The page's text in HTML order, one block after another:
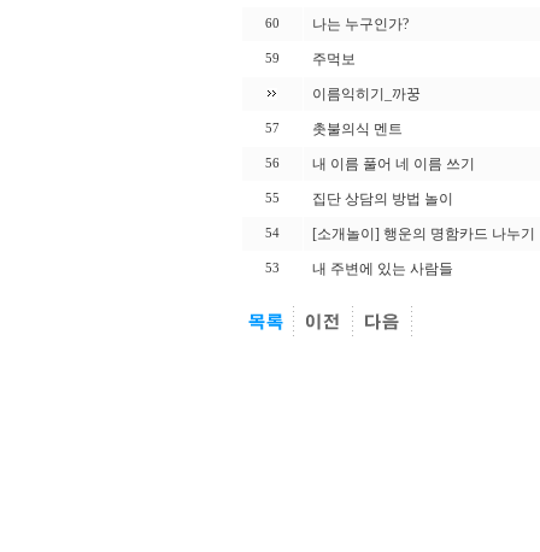
60 나는 누구인가?
59 주먹보
이름익히기_까꿍
57 촛불의식 멘트
56 내 이름 풀어 네 이름 쓰기
55 집단 상담의 방법 놀이
54 [소개놀이] 행운의 명함카드 나누기
53 내 주변에 있는 사람들